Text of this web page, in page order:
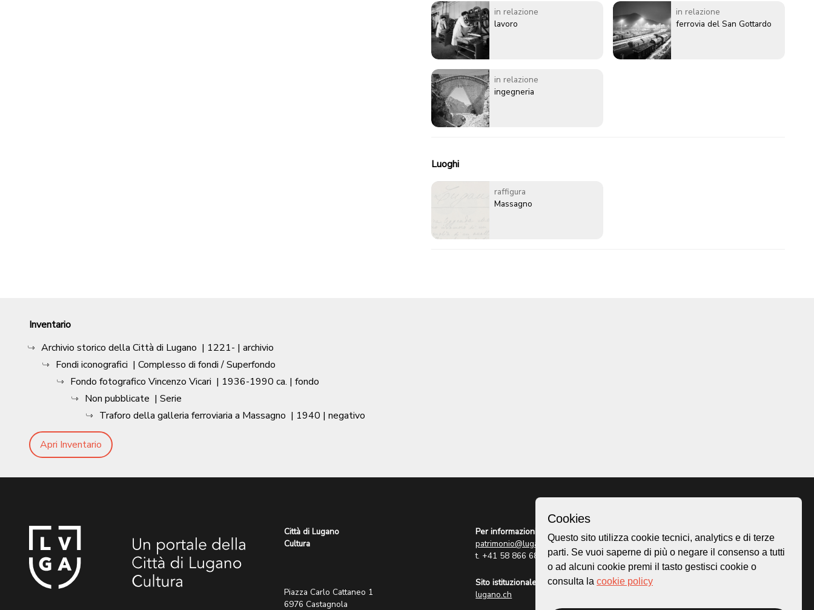
in relazione
lavoro
in relazione
ferrovia del San Gottardo
in relazione
ingegneria
Luoghi
raffigura
Massagno
Inventario
Archivio storico della Città di Lugano | 1221- | archivio
Fondi iconografici | Complesso di fondi / Superfondo
Fondo fotografico Vincenzo Vicari | 1936-1990 ca. | fondo
Non pubblicate | Serie
Traforo della galleria ferroviaria a Massagno | 1940 | negativo
Apri Inventario
Città di Lugano
Cultura
Piazza Carlo Cattaneo 1
6976 Castagnola
Per informazioni:
patrimonio@lugano.ch
t. +41 58 866 68 50
Sito istituzionale:
lugano.ch
Homepage
Mappa
Storie
Cookies
Questo sito utilizza cookie tecnici, analytics e di terze
parti. Se vuoi saperne di più o negare il consenso a tutti
o ad alcuni cookie premi il tasto gestisci cookie o
consulta la cookie policy